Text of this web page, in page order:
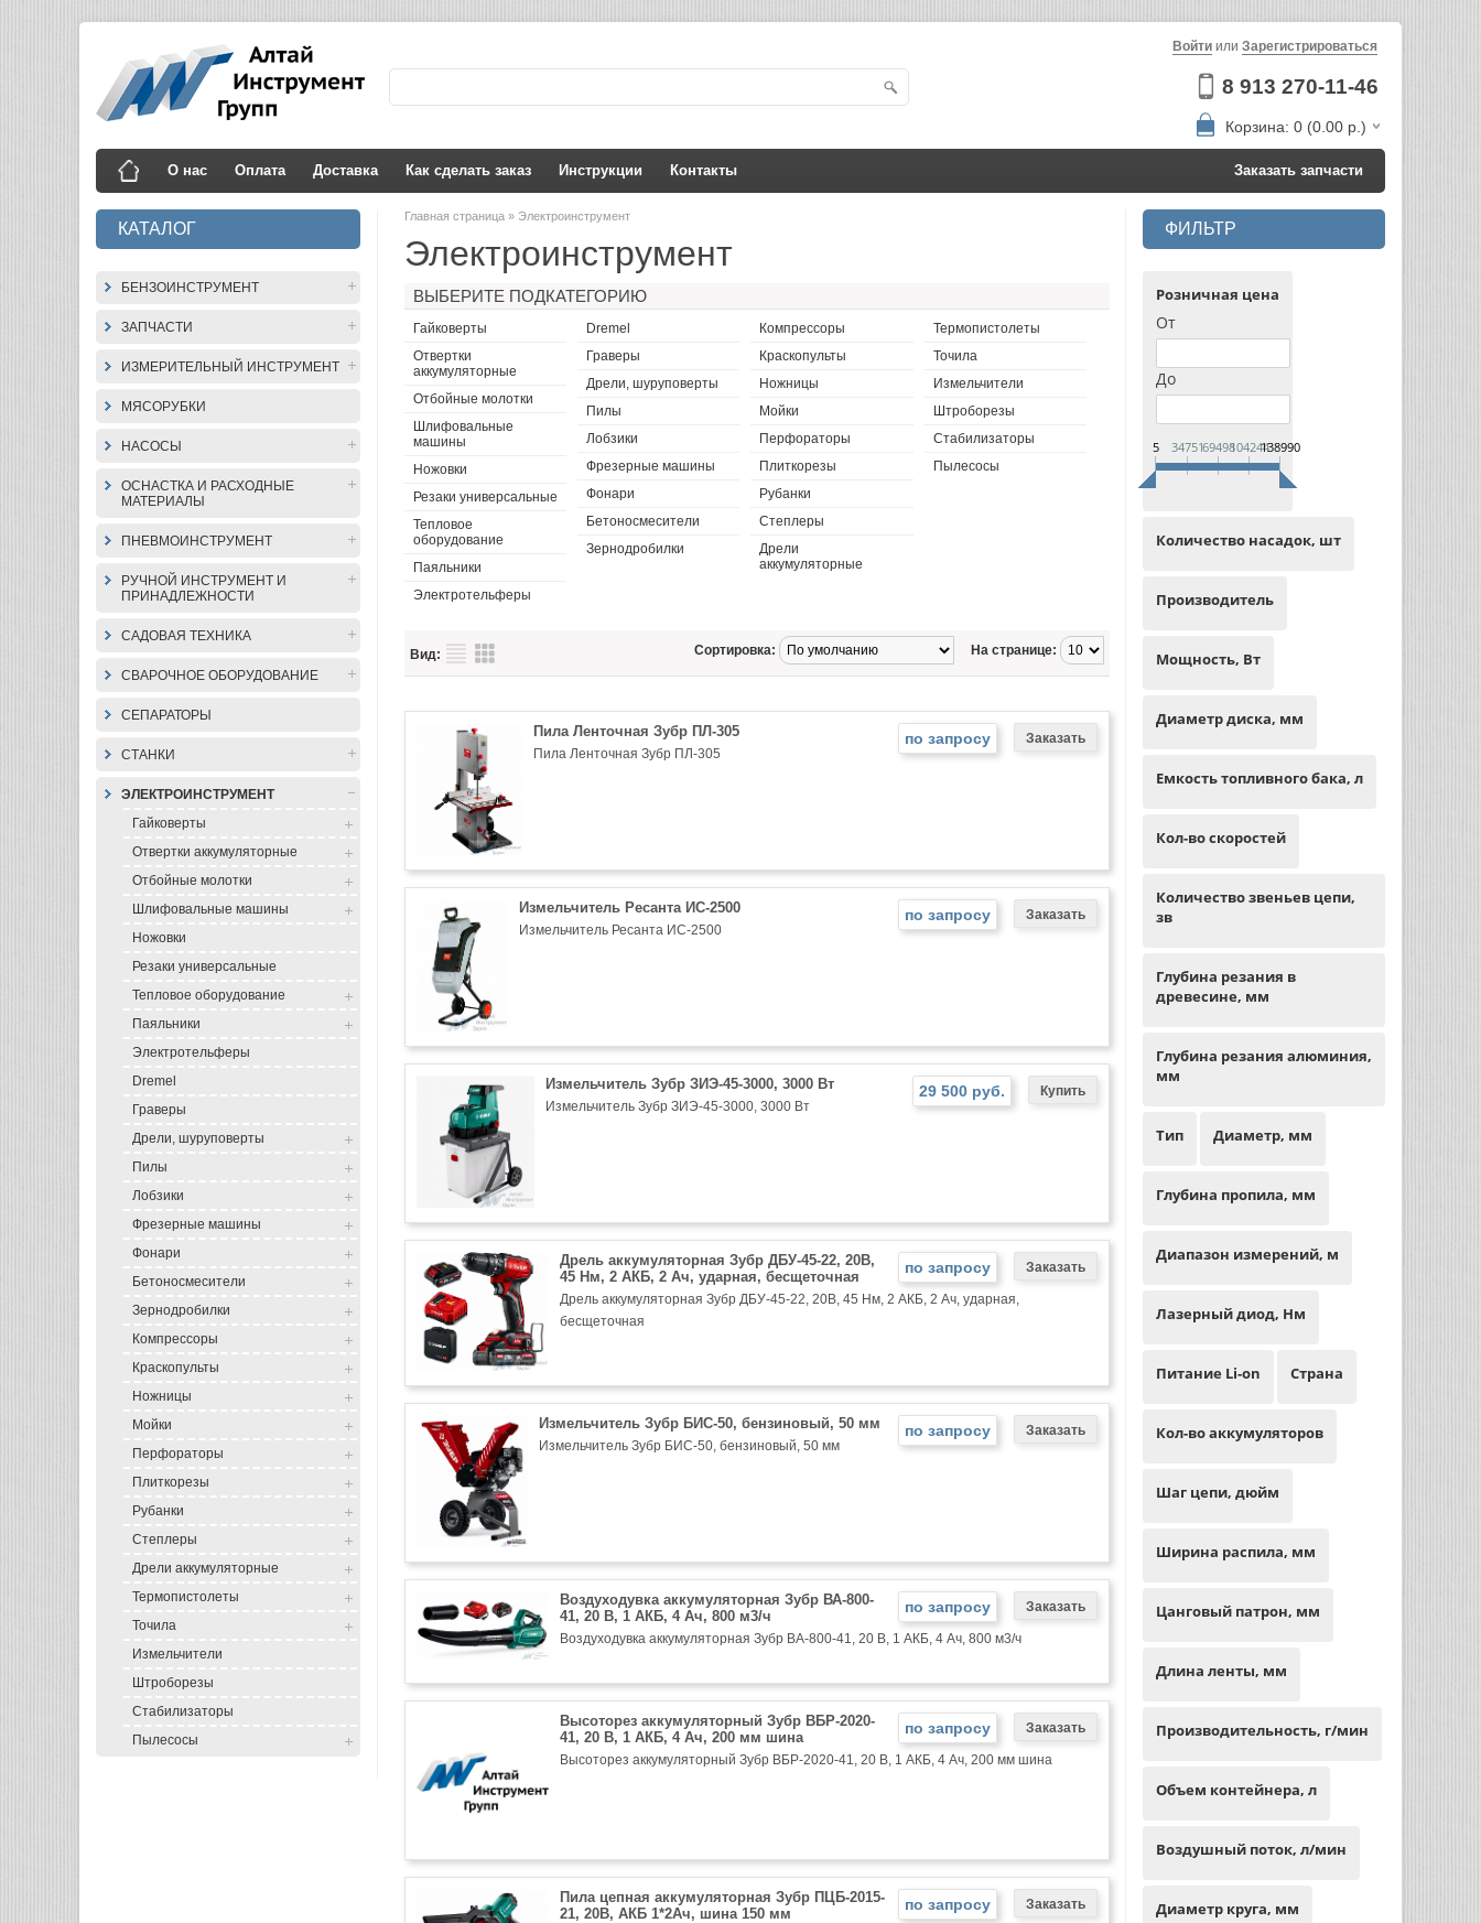
8 913 270-11-46
Войти или Зарегистрироваться
Корзина: 0 (0.00 р.)
О нас Оплата Доставка Как сделать заказ Инструкции Контакты Заказать запчасти
КАТАЛОГ
БЕНЗОИНСТРУМЕНТ
ЗАПЧАСТИ
ИЗМЕРИТЕЛЬНЫЙ ИНСТРУМЕНТ
МЯСОРУБКИ
НАСОСЫ
ОСНАСТКА И РАСХОДНЫЕ
МАТЕРИАЛЫ
ПНЕВМОИНСТРУМЕНТ
РУЧНОЙ ИНСТРУМЕНТ И
ПРИНАДЛЕЖНОСТИ
САДОВАЯ ТЕХНИКА
СВАРОЧНОЕ ОБОРУДОВАНИЕ
СЕПАРАТОРЫ
СТАНКИ
ЭЛЕКТРОИНСТРУМЕНТ
Гайковерты
Отвертки аккумуляторные
Отбойные молотки
Шлифовальные машины
Ножовки
Резаки универсальные
Тепловое оборудование
Паяльники
Электротельферы
Dremel
Граверы
Дрели, шуруповерты
Пилы
Лобзики
Фрезерные машины
Фонари
Бетоносмесители
Зернодробилки
Компрессоры
Краскопульты
Ножницы
Мойки
Перфораторы
Плиткорезы
Рубанки
Степлеры
Дрели аккумуляторные
Термопистолеты
Точила
Измельчители
Штроборезы
Стабилизаторы
Пылесосы
ФИЛЬТР
Розничная цена
От
До
5 3475169498104244138990
Количество насадок, шт
Производитель
Мощность, Вт
Диаметр диска, мм
Емкость топливного бака, л
Кол-во скоростей
Количество звеньев цепи,
зв
Глубина резания в
древесине, мм
Глубина резания алюминия,
мм
Тип Диаметр, мм
Глубина пропила, мм
Диапазон измерений, м
Лазерный диод, Нм
Питание Li-on Страна
Кол-во аккумуляторов
Шаг цепи, дюйм
Ширина распила, мм
Цанговый патрон, мм
Длина ленты, мм
Производительность, г/мин
Объем контейнера, л
Воздушный поток, л/мин
Диаметр круга, мм
Главная страница » Электроинструмент
Электроинструмент
ВЫБЕРИТЕ ПОДКАТЕГОРИЮ
Гайковерты
Отвертки
аккумуляторные
Отбойные молотки
Шлифовальные
машины
Ножовки
Резаки универсальные
Тепловое
оборудование
Паяльники
Электротельферы
Dremel
Граверы
Дрели, шуруповерты
Пилы
Лобзики
Фрезерные машины
Фонари
Бетоносмесители
Зернодробилки
Компрессоры
Краскопульты
Ножницы
Мойки
Перфораторы
Плиткорезы
Рубанки
Степлеры
Дрели
аккумуляторные
Термопистолеты
Точила
Измельчители
Штроборезы
Стабилизаторы
Пылесосы
Вид: На странице:
Сортировка:
по запросу
Пила Ленточная Зубр ПЛ-305
Пила Ленточная Зубр ПЛ-305
по запросу
Измельчитель Ресанта ИС-2500
Измельчитель Ресанта ИС-2500
29 500 руб.
Измельчитель Зубр ЗИЭ-45-3000, 3000 Вт
Измельчитель Зубр ЗИЭ-45-3000, 3000 Вт
по запросу
Дрель аккумуляторная Зубр ДБУ-45-22, 20В,
45 Нм, 2 АКБ, 2 Ач, ударная, бесщеточная
Дрель аккумуляторная Зубр ДБУ-45-22, 20В, 45 Нм, 2 АКБ, 2 Ач, ударная,
бесщеточная
по запросу
Измельчитель Зубр БИС-50, бензиновый, 50 мм
Измельчитель Зубр БИС-50, бензиновый, 50 мм
по запросу
Воздуходувка аккумуляторная Зубр ВА-800-
41, 20 В, 1 АКБ, 4 Ач, 800 м3/ч
Воздуходувка аккумуляторная Зубр ВА-800-41, 20 В, 1 АКБ, 4 Ач, 800 м3/ч
по запросу
Высоторез аккумуляторный Зубр ВБР-2020-
41, 20 В, 1 АКБ, 4 Ач, 200 мм шина
Высоторез аккумуляторный Зубр ВБР-2020-41, 20 В, 1 АКБ, 4 Ач, 200 мм шина
по запросу
Пила цепная аккумуляторная Зубр ПЦБ-2015-
21, 20В, АКБ 1*2Ач, шина 150 мм